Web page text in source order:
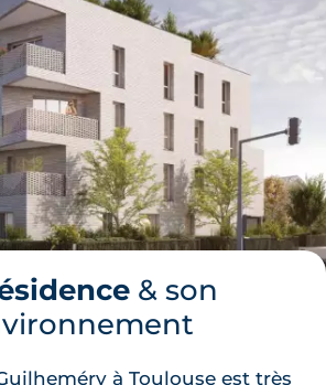
& son
à Toulouse est très